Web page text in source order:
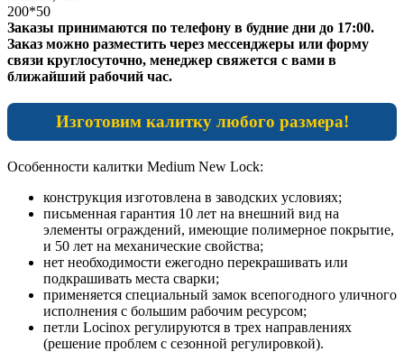
200*50
Заказы принимаются по телефону в будние дни до 17:00.
Заказ можно разместить через мессенджеры или форму
связи круглосуточно, менеджер свяжется с вами в
ближайший рабочий час.
Изготовим калитку любого размера!
Особенности калитки Medium New Lock:
конструкция изготовлена в заводских условиях;
письменная гарантия 10 лет на внешний вид на
элементы ограждений, имеющие полимерное покрытие,
и 50 лет на механические свойства;
нет необходимости ежегодно перекрашивать или
подкрашивать места сварки;
применяется специальный замок всепогодного уличного
исполнения с большим рабочим ресурсом;
петли Locinox регулируются в трех направлениях
(решение проблем с сезонной регулировкой).